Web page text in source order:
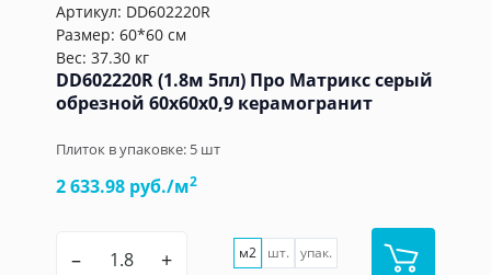
Артикул: DD602220R
Размер: 60*60 см
Вес: 37.30 кг
DD602220R (1.8м 5пл) Про Матрикс серый
обрезной 60x60x0,9 керамогранит
Плиток в упаковке: 5 шт
2 633.98 руб./м2
– + м2 шт. упак.